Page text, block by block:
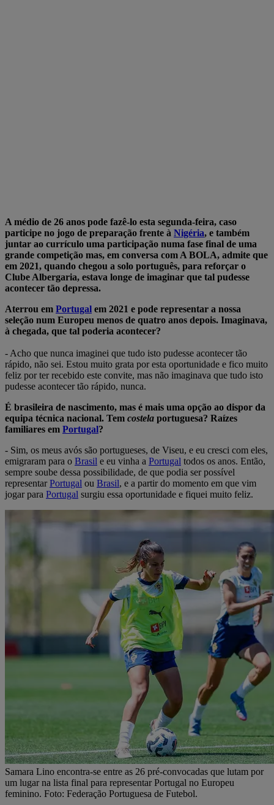
A médio de 26 anos pode fazê-lo esta segunda-feira, caso
participe no jogo de preparação frente à Nigéria, e também
juntar ao currículo uma participação numa fase final de uma
grande competição mas, em conversa com A BOLA, admite que
em 2021, quando chegou a solo português, para reforçar o
Clube Albergaria, estava longe de imaginar que tal pudesse
acontecer tão depressa.
Aterrou em Portugal em 2021 e pode representar a nossa
seleção num Europeu menos de quatro anos depois. Imaginava,
à chegada, que tal poderia acontecer?
- Acho que nunca imaginei que tudo isto pudesse acontecer tão
rápido, não sei. Estou muito grata por esta oportunidade e fico muito
feliz por ter recebido este convite, mas não imaginava que tudo isto
pudesse acontecer tão rápido, nunca.
É brasileira de nascimento, mas é mais uma opção ao dispor da
equipa técnica nacional. Tem costela portuguesa? Raízes
familiares em Portugal?
- Sim, os meus avós são portugueses, de Viseu, e eu cresci com eles,
emigraram para o Brasil e eu vinha a Portugal todos os anos. Então,
sempre soube dessa possibilidade, de que podia ser possível
representarPortugal ou Brasil, e a partir do momento em que vim
jogar para Portugal surgiu essa oportunidade e fiquei muito feliz.
Samara Lino encontra-se entre as 26 pré-convocadas que lutam por
um lugar na lista final para representar Portugal no Europeu
feminino. Foto: Federação Portuguesa de Futebol.